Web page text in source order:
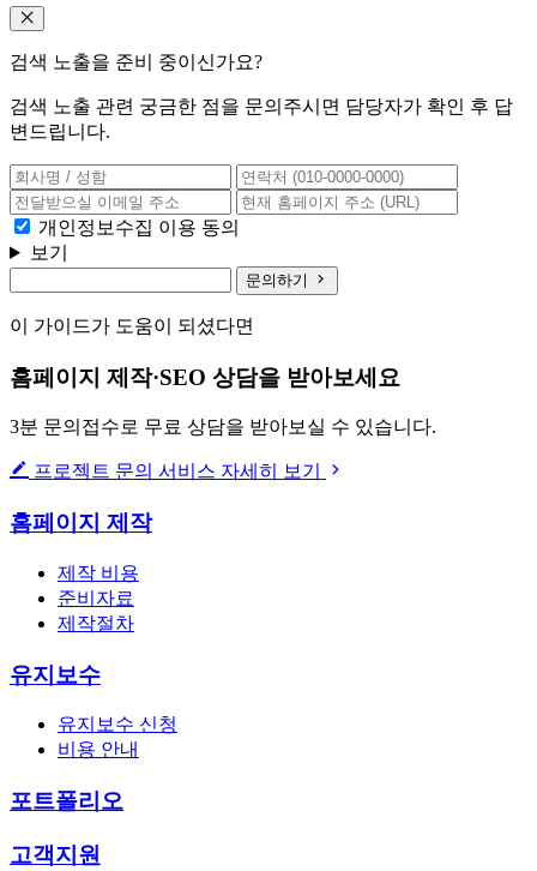
검색 노출을 준비 중이신가요?
검색 노출 관련 궁금한 점을 문의주시면 담당자가 확인 후 답
변드립니다.
개인정보수집 이용 동의
보기
문의하기
이 가이드가 도움이 되셨다면
홈페이지 제작·SEO 상담을 받아보세요
3분 문의접수로 무료 상담을 받아보실 수 있습니다.
프로젝트 문의 서비스 자세히 보기
홈페이지 제작
제작 비용
준비자료
제작절차
유지보수
유지보수 신청
비용 안내
포트폴리오
고객지원